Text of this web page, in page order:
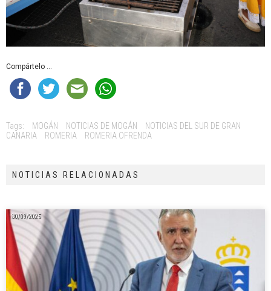
Compártelo ...
Tags: MOGÁN NOTICIAS DE MOGÁN
NOTICIAS DEL SUR DE GRAN
CANARIA
ROMERIA ROMERIA OFRENDA
NOTICIAS RELACIONADAS
30/09/2025